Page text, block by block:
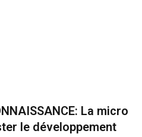
La micro
le développement